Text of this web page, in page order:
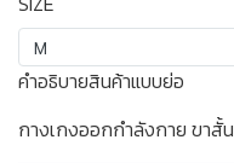
M
คำอธิบายสินค้าแบบย่อ
กางเกงออกกำลังกาย ขาสั้น